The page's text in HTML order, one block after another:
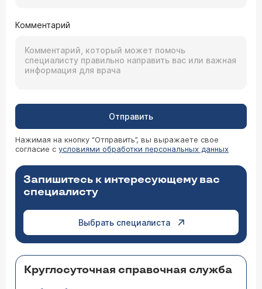
Комментарий
Отправить
Нажимая на кнопку “Отправить”, вы выражаете свое
согласие с условиями обработки персональных данных
Запишитесь к интересующему вас
специалисту
Выбрать специалиста
Круглосуточная справочная служба